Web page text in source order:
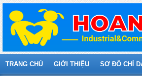
TRANG CHỦ GIỚI THIỆU SƠ ĐỒ CHỈ